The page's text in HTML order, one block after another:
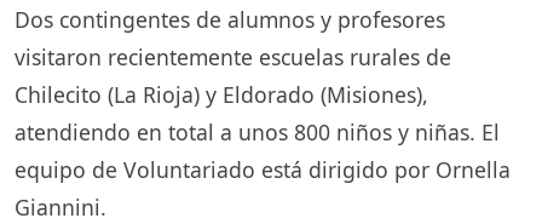
Dos contingentes de alumnos y profesores
visitaron recientemente escuelas rurales de
Chilecito (La Rioja) y Eldorado (Misiones),
atendiendo en total a unos 800 niños y niñas. El
equipo de Voluntariado está dirigido por Ornella
Giannini.